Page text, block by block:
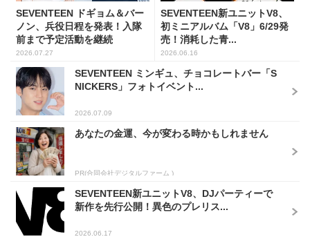
SEVENTEEN ドギョム＆バー
ノン、兵役日程を発表！入隊
前まで予定活動を継続
2026.07.27
SEVENTEEN新ユニットV8、
初ミニアルバム「V8」6/29発
売！消耗した青...
2026.06.16
SEVENTEEN ミンギュ、チョコレートバー「S
NICKERS」フォトイベント...
2026.07.09
あなたの金運、今が変わる時かもしれません
PR(合同会社デジタルファーム )
SEVENTEEN新ユニットV8、DJパーティーで
新作を先行公開！異色のプレリス...
2026.06.17